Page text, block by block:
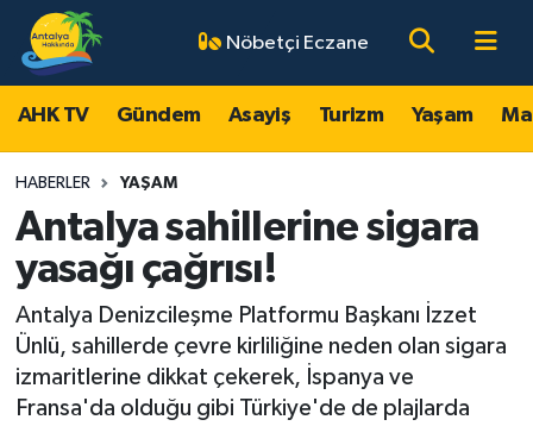
Nöbetçi Eczane
AHK TV Gündem Asayiş Turizm Yaşam
HABERLER YAŞAM
Antalya sahillerine sigara
yasağı çağrısı!
Antalya Denizcileşme Platformu Başkanı İzzet
Ünlü, sahillerde çevre kirliliğine neden olan sigara
izmaritlerine dikkat çekerek, İspanya ve
Fransa'da olduğu gibi Türkiye'de de plajlarda
AHK TV
Gündem
Asayiş
Turizm
Yaşam
Antalya Nöbetçi Eczaneler
Antalya Hava Durumu
Antalya Namaz Vakitleri
Antalya Trafik Yoğunluk Haritası
Süper Lig Puan Durumu ve Fikstür